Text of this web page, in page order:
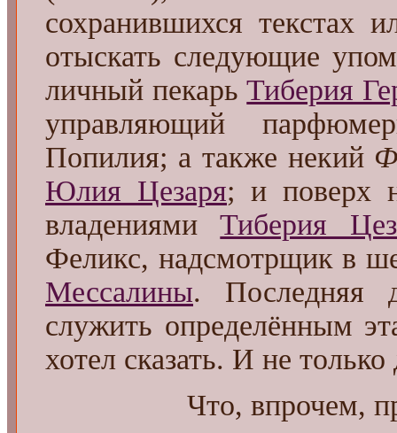
сохранившихся текстах
отыскать следующие
личный пекарьТиберия
управляющий
Попилия; а также некий
Юлия Цезаря; и поверх
владениямиТиберия
Феликс, надсмотрщик в
Мессалины. Последняя
служить определённым
хотел сказать. И не только
Что, впрочем,